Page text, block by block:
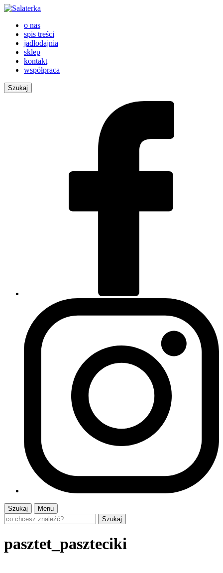
o nas
spis treści
jadłodajnia
sklep
kontakt
współpraca
Szukaj
Szukaj
Menu
Szukaj
pasztet_paszteciki